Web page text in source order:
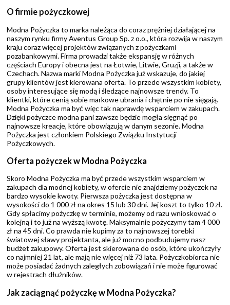
O firmie pożyczkowej
Modna Pożyczka to marka należąca do coraz prężniej działającej na
naszym rynku firmy Aventus Group Sp. z o.o., która rozwija w naszym
kraju coraz więcej projektów związanych z pożyczkami
pozabankowymi. Firma prowadzi także ekspansję w różnych
częściach Europy i obecna jest na Łotwie, Litwie, Gruzji, a także w
Czechach. Nazwa marki Modna Pożyczka już wskazuje, do jakiej
grupy klientów jest kierowana oferta. To przede wszystkim kobiety,
osoby interesujące się modą i śledzące najnowsze trendy. To
klientki, które cenią sobie markowe ubrania i chętnie po nie sięgają.
Modna Pożyczka ma być więc tak naprawdę wsparciem w zakupach.
Dzięki pożyczce modna pani zawsze będzie mogła sięgnąć po
najnowsze kreacje, które obowiązują w danym sezonie. Modna
Pożyczka jest członkiem Polskiego Związku Instytucji
Pożyczkowych.
Oferta pożyczek w Modna Pożyczka
Skoro Modna Pożyczka ma być przede wszystkim wsparciem w
zakupach dla modnej kobiety, w ofercie nie znajdziemy pożyczek na
bardzo wysokie kwoty. Pierwsza pożyczka jest dostępna w
wysokości do 1 000 zł na okres 15 lub 30 dni. Jej koszt to tylko 10 zł.
Gdy spłacimy pożyczkę w terminie, możemy od razu wnioskować o
kolejną i to już na wyższą kwotę. Maksymalnie pożyczymy tam 4 000
zł na 45 dni. Co prawda nie kupimy za to najnowszej torebki
światowej sławy projektanta, ale już mocno podbudujemy nasz
budżet zakupowy. Oferta jest skierowana do osób, które ukończyły
co najmniej 21 lat, ale mają nie więcej niż 73 lata. Pożyczkobiorca nie
może posiadać żadnych zaległych zobowiązań i nie może figurować
w rejestrach dłużników.
Jak zaciągnąć pożyczkę w Modna Pożyczka?